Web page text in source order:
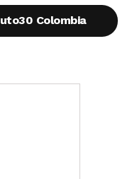
Colombia